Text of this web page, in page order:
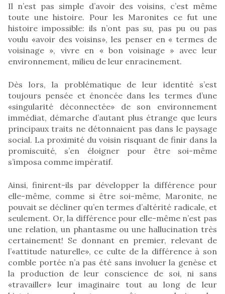
Il n’est pas simple d’avoir des voisins, c’est même
toute une histoire. Pour les Maronites ce fut une
histoire impossible: ils n’ont pas su, pas pu ou pas
voulu «avoir des voisins», les penser en « termes de
voisinage », vivre en « bon voisinage » avec leur
environnement, milieu de leur enracinement.
Dès lors, la problématique de leur identité s’est
toujours pensée et énoncée dans les termes d’une
«singularité déconnectée» de son environnement
immédiat, démarche d’autant plus étrange que leurs
principaux traits ne détonnaient pas dans le paysage
social. La proximité du voisin risquant de finir dans la
promiscuité, s’en éloigner pour être soi-même
s’imposa comme impératif.
Ainsi, finirent-ils par développer la différence pour
elle-même, comme si être soi-même, Maronite, ne
pouvait se décliner qu’en termes d’altérité radicale, et
seulement. Or, la différence pour elle-même n’est pas
une relation, un phantasme ou une hallucination très
certainement! Se donnant en premier, relevant de
l’«attitude naturelle», ce culte de la différence à son
comble portée n’a pas été sans involuer la genèse et
la production de leur conscience de soi, ni sans
«travailler» leur imaginaire tout au long de leur